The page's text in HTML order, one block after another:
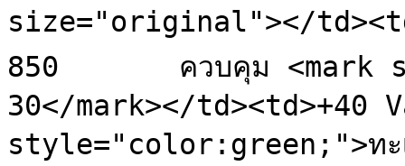
size="original"></
850       ควบคุม <mark
30</mark></td><td>+40
style="color:green;">ทะ